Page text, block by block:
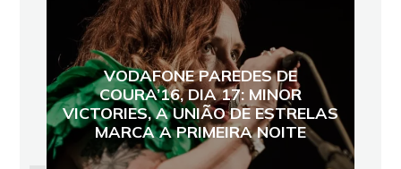
VODAFONE PAREDES DE
COURA’16, DIA 17: MINOR
VICTORIES, A UNIÃO DE ESTRELAS
MARCA A PRIMEIRA NOITE